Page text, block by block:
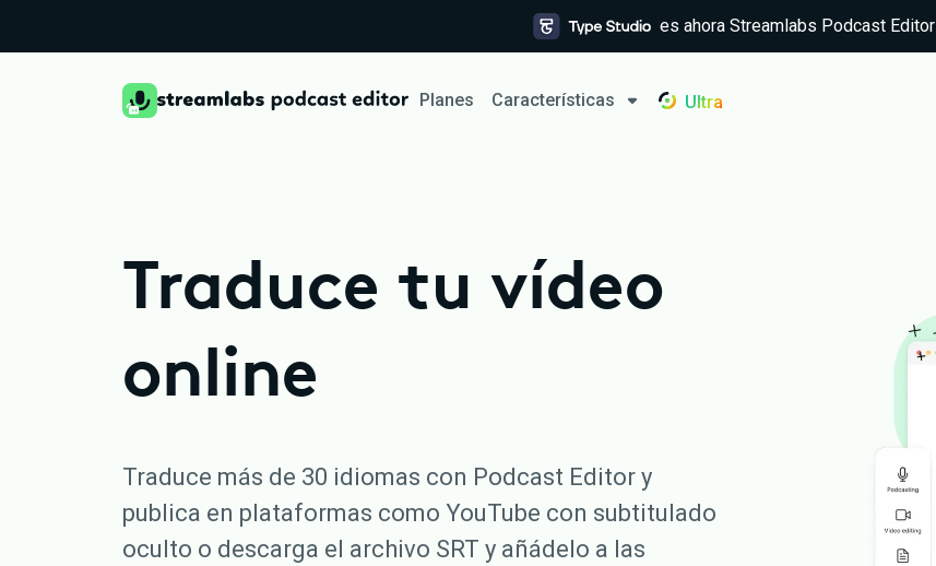
es ahora Streamlabs Podcast Editor
Planes Características Ultra
Traduce tu vídeo
online
Traduce más de 30 idiomas con Podcast Editor y
publica en plataformas como YouTube con subtitulado
oculto o descarga el archivo SRT y añádelo a las